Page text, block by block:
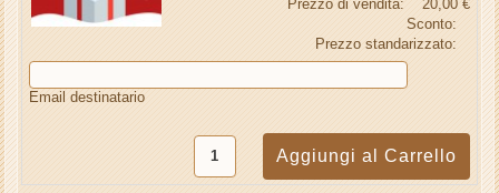
Prezzo di vendita:
20,00 €
Sconto:
Prezzo standarizzato:
Email destinatario